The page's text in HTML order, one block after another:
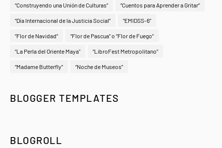
“Construyendo una Unión de Culturas” “Cuentos para Aprender a Gritar”
“Día Internacional de la Justicia Social” “EMIDSS-6”
“Flor de Navidad” “Flor de Pascua” o “Flor de Fuego”
“La Perla del Oriente Maya" “LibroFest Metropolitano”
“Madame Butterfly” “Noche de Museos”
BLOGGER TEMPLATES
BLOGROLL